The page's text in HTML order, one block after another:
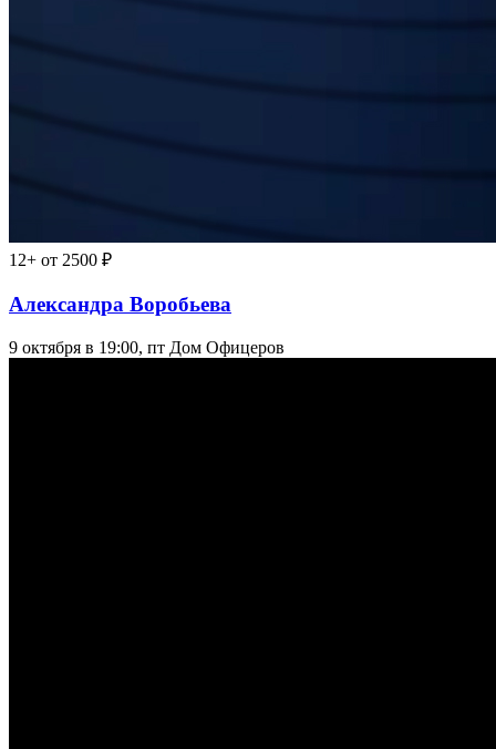
12+ от 2500 ₽
Александра Воробьева
9 октября в 19:00, пт Дом Офицеров